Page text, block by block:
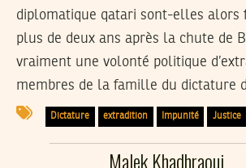
diplomatique qatari sont-elles alors
plus de deux ans après la chute de
vraiment une volonté politique
membres de la famille du dictature
Dictature extradition Impunité Justice
Malek Khadhraoui